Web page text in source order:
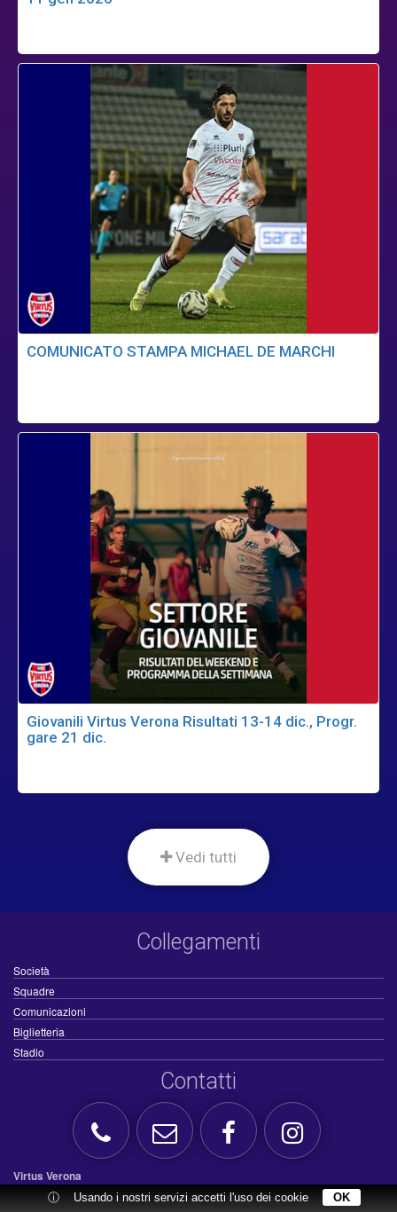
COMUNICATO STAMPA MICHAEL DE MARCHI
Giovanili Virtus Verona Risultati 13-14 dic., Progr.
gare 21 dic.
Vedi tutti
Collegamenti
Società
Squadre
Comunicazioni
Biglietteria
Stadio
Contatti
Virtus Verona
Via Montelungo, 7
ⓘ Usando i nostri servizi accetti l'uso dei cookie OK